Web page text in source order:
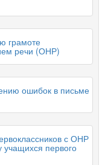
грамоте
речи (ОНР)
ошибок в письме
с ОНР
первого